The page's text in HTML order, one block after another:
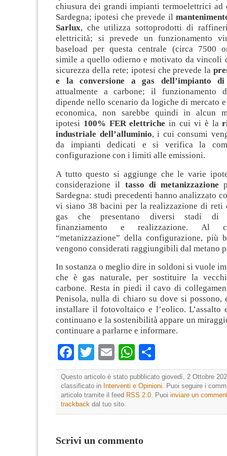
chiusura dei grandi impianti termoelettrici ad
Sardegna; ipotesi che prevede il
Sarlux, che utilizza sottoprodotti di
elettricità; si prevede un funzionamento
baseload per questa centrale (circa 7500
simile a quello odierno e motivato da vincoli
sicurezza della rete; ipotesi che prevede la
e la conversione a gas dell’impianto di
attualmente a carbone; il funzionamento
dipende nello scenario da logiche di mercato
economica, non sarebbe quindi in alcun
ipotesi 100% FER elettriche in cui vi è la
industriale dell’alluminio, i cui consumi
da impianti dedicati e si verifica la
configurazione con i limiti alle emissioni.
A tutto questo si aggiunge che le varie
considerazione il tasso di metanizzazione
Sardegna: studi precedenti hanno analizzato
vi siano 38 bacini per la realizzazione di reti
gas che presentano diversi stadi di
finanziamento e realizzazione. Al
“metanizzazione” della configurazione, più
vengono considerati raggiungibili dal metano
In sostanza o meglio dire in soldoni si vuole
che è gas naturale, per sostituire la
carbone. Resta in piedi il cavo di
Penisola, nulla di chiaro su dove si possono,
installare il fotovoltaico e l’eolico. L’assalto
continuano e la sostenibilità appare un
continuare a parlarne e informare.
Facebook
TwitterEmailWhatsApp
Questo articolo è stato pubblicato giovedì, 2 Ottobre
classificato in Interventi e Opinioni. Puoi seguire i
articolo tramite il feed RSS 2.0. Puoi inviare un
trackback dal tuo sito.
Scrivi un commento